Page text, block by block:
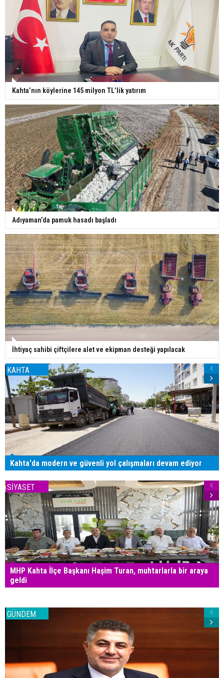
Kahta’nın köylerine 145 milyon TL’lik yatırım
Adıyaman’da pamuk hasadı başladı
İhtiyaç sahibi çiftçilere alet ve ekipman desteği yapılacak
KAHTA
Kahta'da modern ve güvenli yol çalışmaları devam ediyor
SİYASET
MHP Kahta İlçe Başkanı Haşim Turan, muhtarlarla bir araya
geldi
GÜNDEM